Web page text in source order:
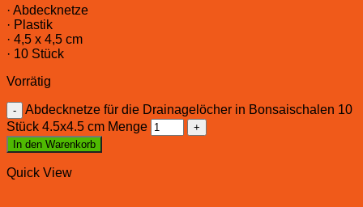
· Abdecknetze
· Plastik
· 4,5 x 4,5 cm
· 10 Stück
Vorrätig
Abdecknetze für die Drainagelöcher in Bonsaischalen 10
Stück 4.5x4.5 cm Menge
In den Warenkorb
Quick View